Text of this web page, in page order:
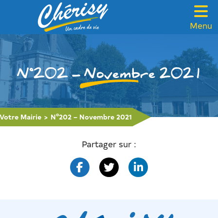
Menu
VOTRE MAIRIE
CADRE DE VIE
FAMILLE & SOLIDARITÉ
LOISIRS & TOURISME
CONTACT
N°202 – Novembre 2021
Votre Mairie > N°202 – Novembre 2021
Partager sur :